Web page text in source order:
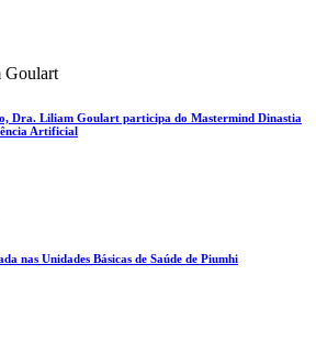
Goulart
Dra. Liliam Goulart participa do Mastermind Dinastia
Artificial
nas Unidades Básicas de Saúde de Piumhi